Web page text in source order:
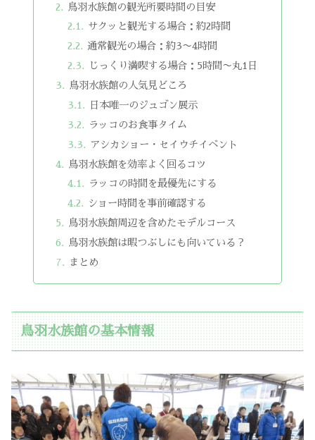
鳥羽水族館の観光所要時間の目安
サクッと観光する場合：約2時間
通常観光の場合：約3〜4時間
じっくり満喫する場合：5時間〜丸1日
鳥羽水族館の人気見どころ
日本唯一のジュゴン展示
ラッコのお食事タイム
アシカショー・セイウチイベント
鳥羽水族館を効率よく回るコツ
ラッコの時間を最優先にする
ショー時間を事前確認する
鳥羽水族館周辺を含めたモデルコース
鳥羽水族館は暇つぶしにも向いている？
まとめ
鳥羽水族館の基本情報